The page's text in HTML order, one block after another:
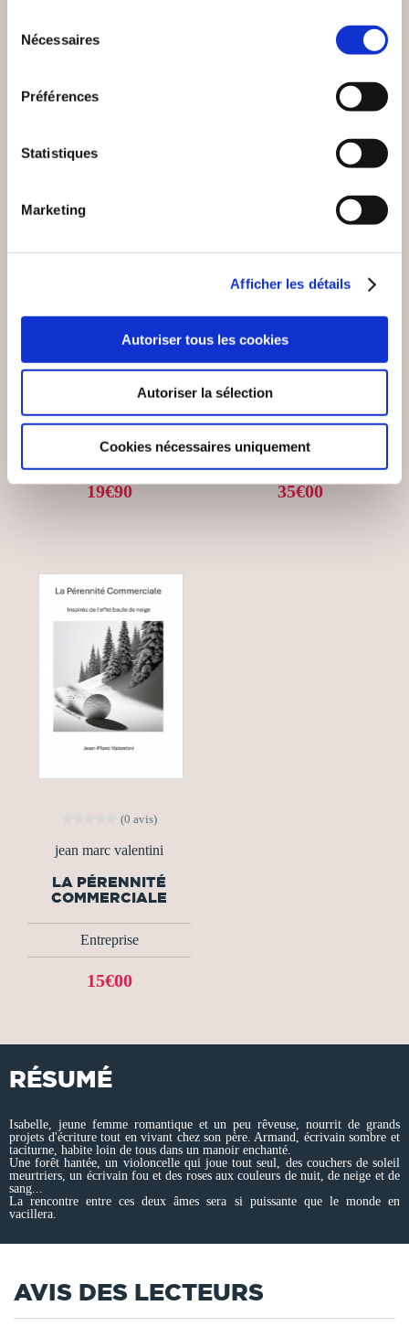
Nécessaires
Préférences
Statistiques
Marketing
Afficher les détails
Autoriser tous les cookies
Autoriser la sélection
Cookies nécessaires uniquement
Thierry GATINES Ph.D
PREPARER LA
9001
Entreprise
19€90
Coup de
Emmanuel VIVIER
COMMENT RÉUSSIR
DE ...
Entreprise
35€00
(0 avis)
jean marc valentini
LA PÉRENNITÉ
COMMERCIALE
Entreprise
15€00
RÉSUMÉ
Isabelle, jeune femme romantique et un peu rêveuse, nourrit de grands
projets d'écriture tout en vivant chez son père. Armand, écrivain sombre et
taciturne, habite loin de tous dans un manoir enchanté.
Une forêt hantée, un violoncelle qui joue tout seul, des couchers de soleil
meurtriers, un écrivain fou et des roses aux couleurs de nuit, de neige et de
sang...
La rencontre entre ces deux âmes sera si puissante que le monde en
vacillera.
AVIS DES LECTEURS